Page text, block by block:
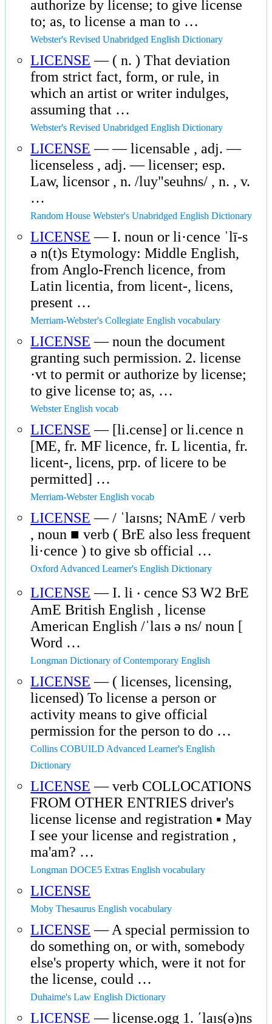
authorize by license; to give license
to; as, to license a man to …
Webster's Revised Unabridged English Dictionary
LICENSE — ( n. ) That deviation
from strict fact, form, or rule, in
which an artist or writer indulges,
assuming that …
Webster's Revised Unabridged English Dictionary
LICENSE — — licensable , adj. —
licenseless , adj. — licenser; esp.
Law, licensor , n. /luy"seuhns/ , n. , v.
…
Random House Webster's Unabridged English Dictionary
LICENSE — I. noun or li·cence ˈlī-s
ə n(t)s Etymology: Middle English,
from Anglo-French licence, from
Latin licentia, from licent-, licens,
present …
Merriam-Webster's Collegiate English vocabulary
LICENSE — noun the document
granting such permission. 2. license
·vt to permit or authorize by license;
to give license to; as, …
Webster English vocab
LICENSE — [li.cense] or li.cence n
[ME, fr. MF licence, fr. L licentia, fr.
licent-, licens, prp. of licere to be
permitted] …
Merriam-Webster English vocab
LICENSE — / ˈlaɪsns; NAmE / verb
, noun ■ verb ( BrE also less frequent
li·cence ) to give sb official …
Oxford Advanced Learner's English Dictionary
LICENSE — I. li ‧ cence S3 W2 BrE
AmE British English , license
American English /ˈlaɪs ə ns/ noun [
Word …
Longman Dictionary of Contemporary English
LICENSE — ( licenses, licensing,
licensed) To license a person or
activity means to give official
permission for the person to do …
Collins COBUILD Advanced Learner's English
Dictionary
LICENSE — verb COLLOCATIONS
FROM OTHER ENTRIES driver's
license license and registration ▪ May
I see your license and registration ,
ma'am? …
Longman DOCE5 Extras English vocabulary
LICENSE
Moby Thesaurus English vocabulary
LICENSE — A special permission to
do something on, or with, somebody
else's property which, were it not for
the license, could …
Duhaime's Law English Dictionary
LICENSE — license.ogg 1. ʹlaıs(ə)ns